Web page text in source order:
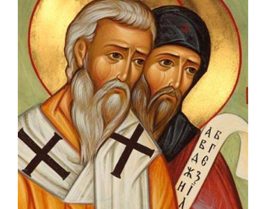
КАБИНЕТ
АКТИВНОСТИ
ОБРАЌАЊА